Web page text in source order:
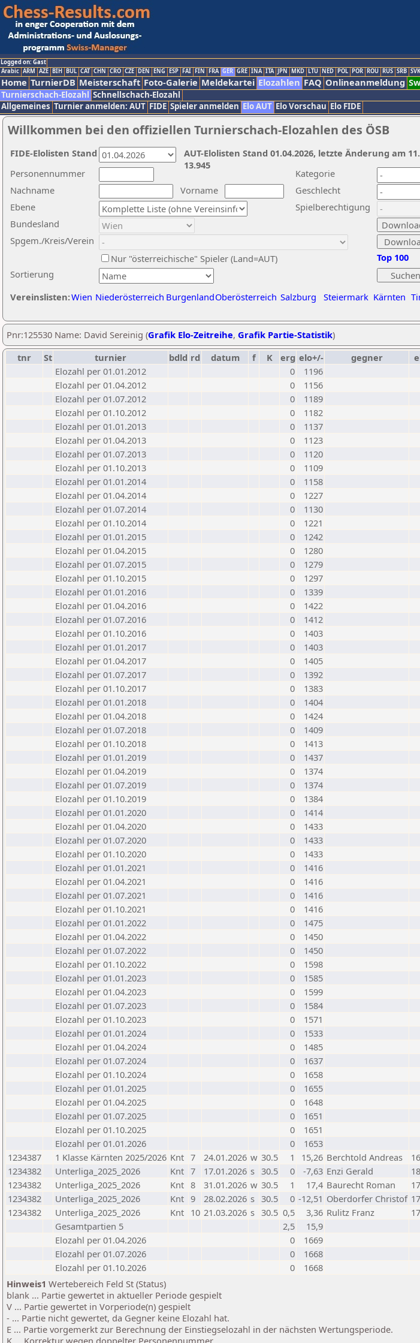
Logged on: Gast
Arabic ARM AZE BIH BUL CAT CHN CRO CZE DEN ENG ESP FAI FIN FRA GER GRE INA ITA JPN MKD LTU NED POL POR ROU RUS SRB SVK
Home TurnierDB Meisterschaft Foto-Galerie Meldekartei Elozahlen FAQ Onlineanmeldung
Turnierschach-Elozahl Schnellschach-Elozahl
Allgemeines Turnier anmelden: AUT FIDE Spieler anmelden Elo AUT Elo Vorschau Elo FIDE
Willkommen bei den offiziellen Turnierschach-Elozahlen des ÖSB
Nachname
Vorname
Ebene
Kategorie
Sortierung
Personennummer
Bundesland
Spgem./Kreis/Verein
Geschlecht
Nur "österreichische" Spieler (Land=AUT)
Spielberechtigung
Vereinslisten:Wien Niederösterreich BurgenlandOberösterreich Salzburg Steiermark Kärnten
Top 100
AUT-Elolisten Stand 01.04.2026, letzte Änderung am
13.945
FIDE-Elolisten Stand
Pnr:125530 Name: David Sereinig (Grafik Elo-Zeitreihe, Grafik Partie-Statistik)
tnr
St turnier bdld rd datum f K erg elo+/- gegner
Elozahl per 01.01.2012
0
1196
Elozahl per 01.04.2012
0
1156
Elozahl per 01.07.2012
0
1189
Elozahl per 01.10.2012
0
1182
Elozahl per 01.01.2013
0
1137
Elozahl per 01.04.2013
0
1123
Elozahl per 01.07.2013
0
1120
Elozahl per 01.10.2013
0
1109
Elozahl per 01.01.2014
0
1158
Elozahl per 01.04.2014
0
1227
Elozahl per 01.07.2014
0
1130
Elozahl per 01.10.2014
0
1221
Elozahl per 01.01.2015
0
1242
Elozahl per 01.04.2015
0
1280
Elozahl per 01.07.2015
0
1279
Elozahl per 01.10.2015
0
1297
Elozahl per 01.01.2016
0
1339
Elozahl per 01.04.2016
0
1422
Elozahl per 01.07.2016
0
1412
Elozahl per 01.10.2016
0
1403
Elozahl per 01.01.2017
0
1403
Elozahl per 01.04.2017
0
1405
Elozahl per 01.07.2017
0
1392
Elozahl per 01.10.2017
0
1383
Elozahl per 01.01.2018
0
1404
Elozahl per 01.04.2018
0
1424
Elozahl per 01.07.2018
0
1409
Elozahl per 01.10.2018
0
1413
Elozahl per 01.01.2019
0
1437
Elozahl per 01.04.2019
0
1374
Elozahl per 01.07.2019
0
1374
Elozahl per 01.10.2019
0
1384
Elozahl per 01.01.2020
0
1414
Elozahl per 01.04.2020
0
1433
Elozahl per 01.07.2020
0
1433
Elozahl per 01.10.2020
0
1433
Elozahl per 01.01.2021
0
1416
Elozahl per 01.04.2021
0
1416
Elozahl per 01.07.2021
0
1416
Elozahl per 01.10.2021
0
1416
Elozahl per 01.01.2022
0
1475
Elozahl per 01.04.2022
0
1450
Elozahl per 01.07.2022
0
1450
Elozahl per 01.10.2022
0
1598
Elozahl per 01.01.2023
0
1585
Elozahl per 01.04.2023
0
1599
Elozahl per 01.07.2023
0
1584
Elozahl per 01.10.2023
0
1571
Elozahl per 01.01.2024
0
1533
Elozahl per 01.04.2024
0
1485
Elozahl per 01.07.2024
0
1637
Elozahl per 01.10.2024
0
1658
Elozahl per 01.01.2025
0
1655
Elozahl per 01.04.2025
0
1648
Elozahl per 01.07.2025
0
1651
Elozahl per 01.10.2025
0
1651
Elozahl per 01.01.2026
0
1653
1234387
1 Klasse Kärnten 2025/2026 Knt 7 24.01.2026 w 30.5 1 15,26 Berchtold Andreas
1234382
Unterliga_2025_2026 Knt 7 17.01.2026 s 30.5 0 -7,63 Enzi Gerald
1234382
Unterliga_2025_2026 Knt 8 31.01.2026 w 30.5 1 17,4 Baurecht Roman
1234382
Unterliga_2025_2026 Knt 9 28.02.2026 s 30.5 0 -12,51 Oberdorfer Christof
1234382
Unterliga_2025_2026 Knt 10 21.03.2026 s 30.5 0,5 3,36 Rulitz Franz
Gesamtpartien 5
2,5
15,9
Elozahl per 01.04.2026
0
1669
Elozahl per 01.07.2026
0
1668
Elozahl per 01.10.2026
0
1668
Hinweis1 Wertebereich Feld St (Status)
blank ... Partie gewertet in aktueller Periode gespielt
V ... Partie gewertet in Vorperiode(n) gespielt
- ... Partie nicht gewertet, da Gegner keine Elozahl hat.
E ... Partie vorgemerkt zur Berechnung der Einstiegselozahl in der nächsten Wertungsperiode.
K ... Korrektur wegen doppelter Personennummer.